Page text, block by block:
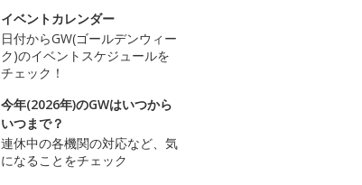
イベントカレンダー
日付からGW(ゴールデンウィー
ク)のイベントスケジュールを
チェック！
今年(2026年)のGWはいつから
いつまで？
連休中の各機関の対応など、気
になることをチェック